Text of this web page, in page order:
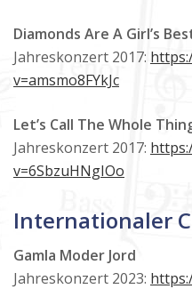
Diamonds Are A Girl’s
Jahreskonzert 2017:
v=amsmo8FYkJc
Let’s Call The Whole
Jahreskonzert 2017:
v=6SbzuHNgIOo
Internationaler
Gamla Moder Jord
Jahreskonzert 2023: